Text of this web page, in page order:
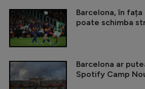
Barcelona, în
poate schimba
Barcelona ar
Spotify Camp